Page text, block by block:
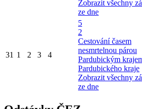
Zobrazit všechny
ze dne
31 1 2 3 4
5
2
Cestování časem
nesmrtelnou párou
Pardubickým
Pardubického kraje
Zobrazit všechny
ze dne